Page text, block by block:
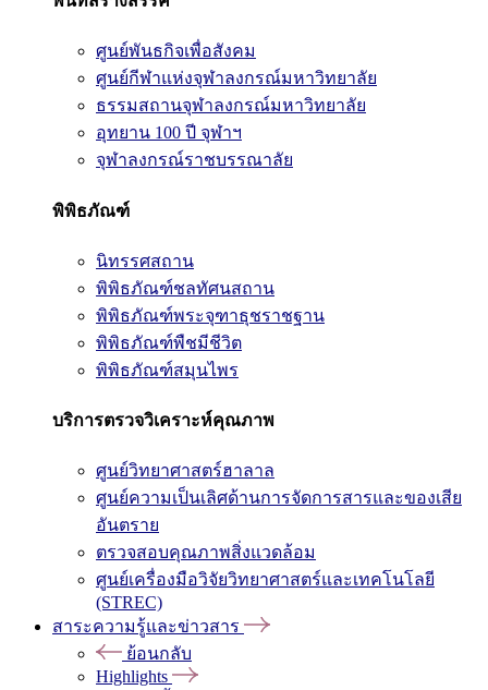
ศูนย์พันธกิจเพื่อสังคม
ศูนย์กีฬาแห่งจุฬาลงกรณ์มหาวิทยาลัย
ธรรมสถานจุฬาลงกรณ์มหาวิทยาลัย
อุทยาน 100 ปี จุฬาฯ
จุฬาลงกรณ์ราชบรรณาลัย
พิพิธภัณฑ์
นิทรรศสถาน
พิพิธภัณฑ์ชลทัศนสถาน
พิพิธภัณฑ์พระจุฑาธุชราชฐาน
พิพิธภัณฑ์พืชมีชีวิต
พิพิธภัณฑ์สมุนไพร
บริการตรวจวิเคราะห์คุณภาพ
ศูนย์วิทยาศาสตร์ฮาลาล
ศูนย์ความเป็นเลิศด้านการจัดการสารและของเสีย
อันตราย
ตรวจสอบคุณภาพสิ่งแวดล้อม
ศูนย์เครื่องมือวิจัยวิทยาศาสตร์และเทคโนโลยี
(STREC)
สาระความรู้และข่าวสาร
ย้อนกลับ
Highlights